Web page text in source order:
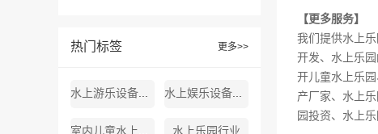
热门标签 更多>>
水上游乐设备厂家地址 水上娱乐设备生产厂家
【更多服务】
我们提供水上乐
开发、 水上乐
开儿童水上乐园
产厂家、 水上
园投资、 水上